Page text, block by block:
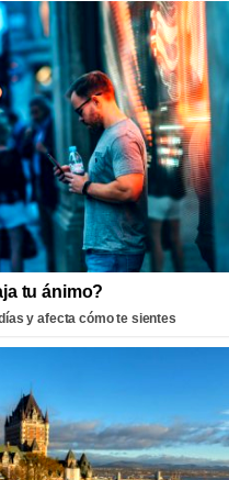
tu ánimo?
y afecta cómo te sientes